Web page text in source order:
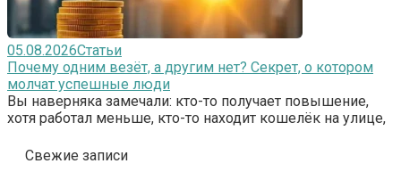
05.08.2026Статьи
Почему одним везёт, а другим нет? Секрет, о котором
молчат успешные люди
Вы наверняка замечали: кто-то получает повышение,
хотя работал меньше, кто-то находит кошелёк на улице,
Свежие записи